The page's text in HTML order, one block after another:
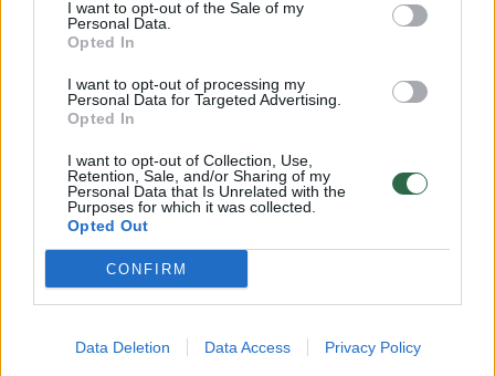
I want to opt-out of the Sale of my
Personal Data.
Opted In
I want to opt-out of processing my
Personal Data for Targeted Advertising.
Opted In
I want to opt-out of Collection, Use,
Retention, Sale, and/or Sharing of my
Personal Data that Is Unrelated with the
Purposes for which it was collected.
Opted Out
CONFIRM
Data Deletion Data Access Privacy Policy
Dėl mergaičių lytinio